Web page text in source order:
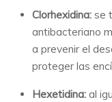
Clorhexidina:se
antibacteriano
a prevenir el
proteger las
Hexetidina:al